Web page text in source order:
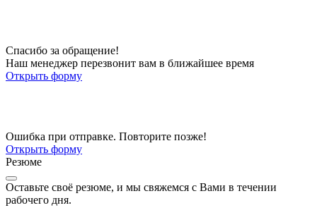
Спасибо за обращение!
Наш менеджер перезвонит вам в ближайшее время
Открыть форму
Ошибка при отправке. Повторите позже!
Открыть форму
Резюме
Оставьте своё резюме, и мы свяжемся с Вами в течении
рабочего дня.